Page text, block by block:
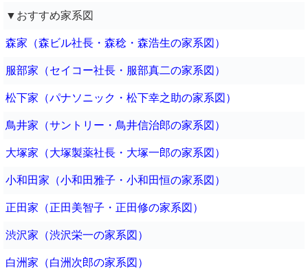
▼おすすめ家系図
森家（森ビル社長・森稔・森浩生の家系図）
服部家（セイコー社長・服部真二の家系図）
松下家（パナソニック・松下幸之助の家系図）
鳥井家（サントリー・鳥井信治郎の家系図）
大塚家（大塚製薬社長・大塚一郎の家系図）
小和田家（小和田雅子・小和田恒の家系図）
正田家（正田美智子・正田修の家系図）
渋沢家（渋沢栄一の家系図）
白洲家（白洲次郎の家系図）